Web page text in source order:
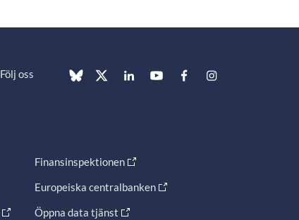
Följ oss
Finansinspektionen
Europeiska centralbanken
Öppna data tjänst